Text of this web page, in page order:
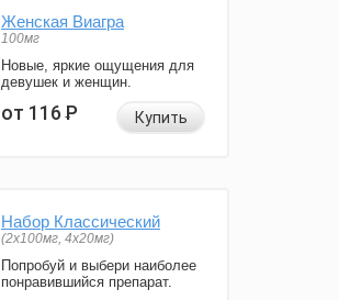
Женская Виагра
100мг
Новые, яркие ощущения для
девушек и женщин.
от 116Р Купить
Набор Классический
(2x100мг, 4x20мг)
Попробуй и выбери наиболее
понравившийся препарат.